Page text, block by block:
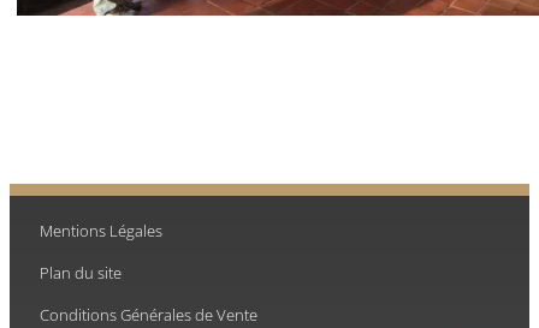
Mentions Légales
Plan du site
Conditions Générales de Vente